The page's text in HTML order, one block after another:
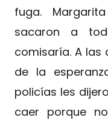
fuga.
sacaron a
comisaría. A las
de la
policías les
caer porque